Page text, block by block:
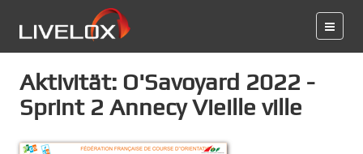
Aktivität: O'Savoyard 2022 -
Sprint 2 Annecy Vieille ville